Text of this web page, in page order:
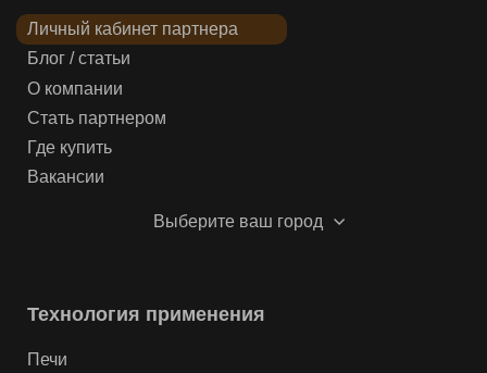
Личный кабинет партнера
Блог / статьи
О компании
Стать партнером
Где купить
Вакансии
Выберите ваш город
Технология применения
Печи